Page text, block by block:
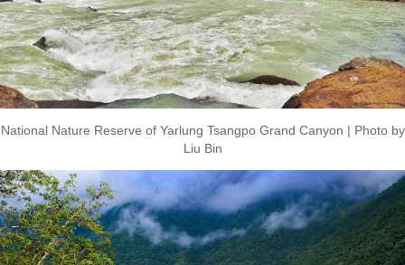
National Nature Reserve of Yarlung Tsangpo Grand Canyon | Photo by
Liu Bin